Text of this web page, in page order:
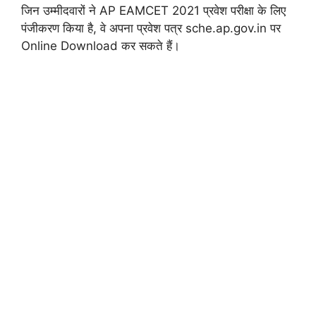
जिन उम्मीदवारों ने AP EAMCET 2021 प्रवेश परीक्षा के लिए
पंजीकरण किया है, वे अपना प्रवेश पत्र sche.ap.gov.in पर
Online Download कर सकते हैं।